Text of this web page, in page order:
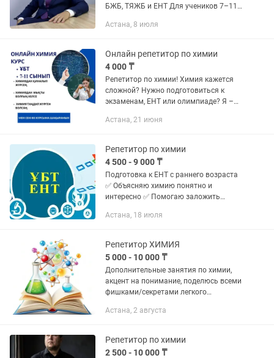
БЖБ, ТЯЖБ и ЕНТ Для учеников 7–11
Обучение веду на казахском и русском
Астана, 8 июля
Онлайн репетитор по химии
4 000 ₸
Репетитор по химии! Химия кажется
сложной? Нужно подготовиться к
экзаменам, ЕНТ или олимпиаде? Я –
репетитор, помогу разобраться в
Астана, 21 июня
Репетитор по химии
4 500 - 9 000 ₸
Подготовка к ЕНТ с раннего возраста
✅ Объясняю химию понятно и
интересно ✅ Помогаю заложить
Постепенная подготовка к ЕНТ без
каждому...
Астана, 18 июля
Репетитор ХИМИЯ
5 000 - 10 000 ₸
Дополнительные занятия по химии,
акцент на понимание, поделюсь всеми
фишками/секретами легкого
гарантирую высокую оценку, опыт 6
Астана, 2 августа
Репетитор по химии
2 500 - 10 000 ₸